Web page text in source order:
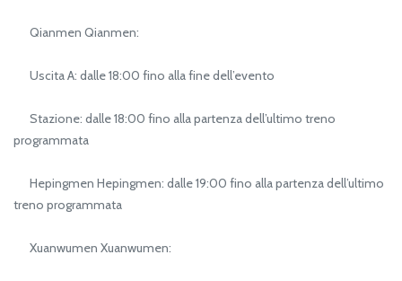
Qianmen Qianmen:
Uscita A: dalle 18:00 fino alla fine dell’evento
Stazione: dalle 18:00 fino alla partenza dell’ultimo treno
programmata
Hepingmen Hepingmen: dalle 19:00 fino alla partenza dell’ultimo
treno programmata
Xuanwumen Xuanwumen: